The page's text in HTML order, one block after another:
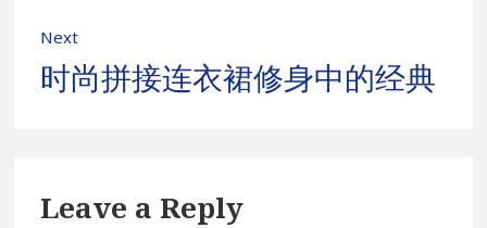
Next
Next
post:
时尚拼接连衣裙修身中的经典
Leave a Reply